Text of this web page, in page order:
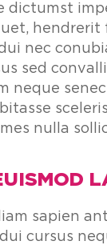
dictumst
hendrerit
nec
sed
neque
nulla
sapien
cursus